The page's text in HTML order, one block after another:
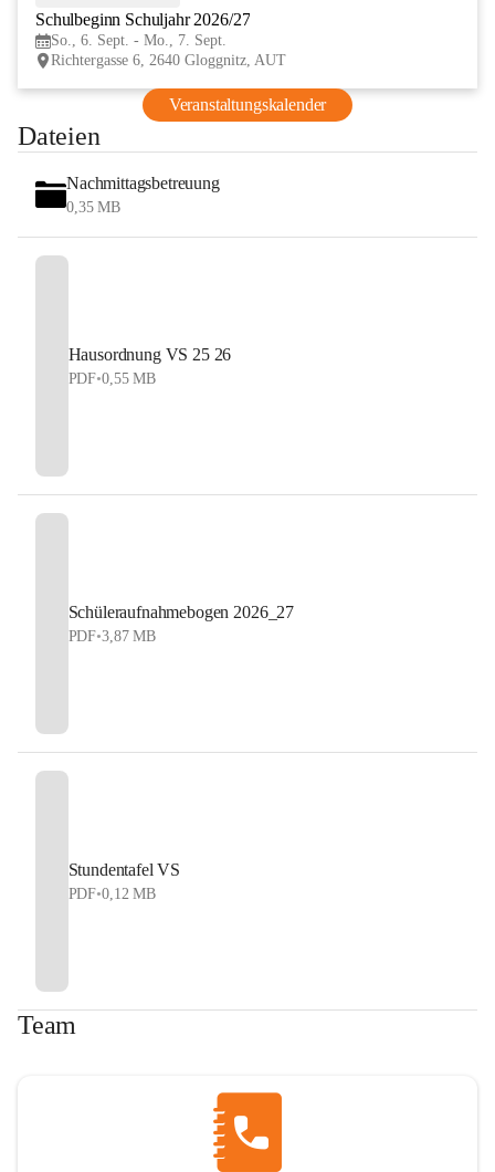
Schulbeginn Schuljahr 2026/27
So., 6. Sept. - Mo., 7. Sept.
Richtergasse 6, 2640 Gloggnitz, AUT
Veranstaltungskalender
Dateien
Nachmittagsbetreuung
0,35 MB
Hausordnung VS 25 26
PDF•0,55 MB
Schüleraufnahmebogen 2026_27
PDF•3,87 MB
Stundentafel VS
PDF•0,12 MB
Team